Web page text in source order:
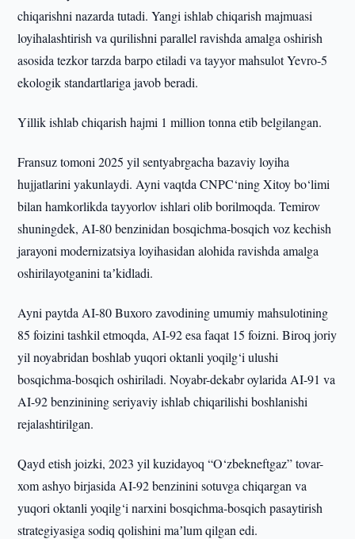
chiqarishni nazarda tutadi. Yangi ishlab chiqarish majmuasi
loyihalashtirish va qurilishni parallel ravishda amalga oshirish
asosida tezkor tarzda barpo etiladi va tayyor mahsulot Yevro-5
ekologik standartlariga javob beradi.
Yillik ishlab chiqarish hajmi 1 million tonna etib belgilangan.
Fransuz tomoni 2025 yil sentyabrgacha bazaviy loyiha
hujjatlarini yakunlaydi. Ayni vaqtda CNPC‘ning Xitoy bo‘limi
bilan hamkorlikda tayyorlov ishlari olib borilmoqda. Temirov
shuningdek, AI-80 benzinidan bosqichma-bosqich voz kechish
jarayoni modernizatsiya loyihasidan alohida ravishda amalga
oshirilayotganini taʼkidladi.
Ayni paytda AI-80 Buxoro zavodining umumiy mahsulotining
85 foizini tashkil etmoqda, AI-92 esa faqat 15 foizni. Biroq joriy
yil noyabridan boshlab yuqori oktanli yoqilg‘i ulushi
bosqichma-bosqich oshiriladi. Noyabr-dekabr oylarida AI-91 va
AI-92 benzinining seriyaviy ishlab chiqarilishi boshlanishi
rejalashtirilgan.
Qayd etish joizki, 2023 yil kuzidayoq “O‘zbekneftgaz” tovar-
xom ashyo birjasida AI-92 benzinini sotuvga chiqargan va
yuqori oktanli yoqilg‘i narxini bosqichma-bosqich pasaytirish
strategiyasiga sodiq qolishini maʼlum qilgan edi.